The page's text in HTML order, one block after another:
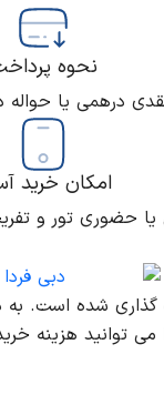
نحوه
درهمی یا حواله
امکان خرید
یا حضوری تور و
گذاری شده
خرید تفریحات دبی